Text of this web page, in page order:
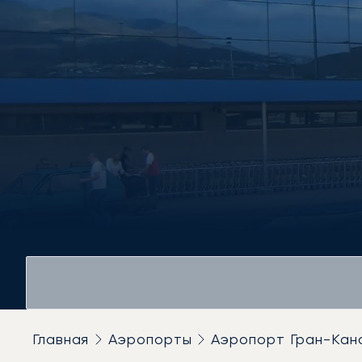
Главная Аэропорты Аэропорт Гран-